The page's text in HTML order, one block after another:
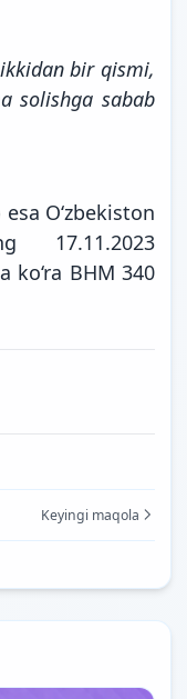
bir qismi,
solishga sabab
O‘zbekiston
17.11.2023
ko‘ra BHM 340
Keyingi maqola